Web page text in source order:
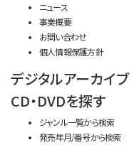
ニュース
事業概要
お問い合わせ
個人情報保護方針
デジタルアーカイブ
CD・DVDを探す
ジャンル一覧から検索
発売年月/番号から検索